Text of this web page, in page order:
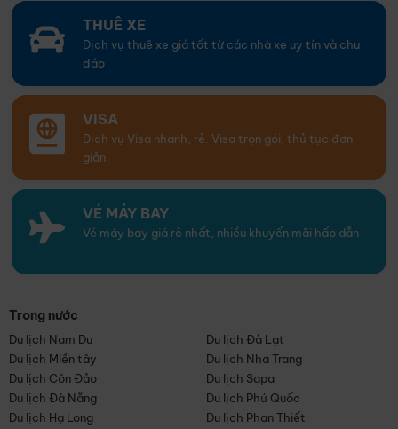
THUÊ XE
Dịch vụ thuê xe giá tốt từ các nhà xe uy tín và chu
đáo
VISA
Dịch vụ Visa nhanh, rẻ. Visa trọn gói, thủ tục đơn
giản
VÉ MÁY BAY
Vé máy bay giá rẻ nhất, nhiều khuyến mãi hấp dẫn
Trong nước
Du lịch Nam Du
Du lịch Đà Lạt
Du lịch Miền tây
Du lịch Nha Trang
Du lịch Côn Đảo
Du lịch Sapa
Du lịch Đà Nẵng
Du lịch Phú Quốc
Du lịch Hạ Long
Du lịch Phan Thiết